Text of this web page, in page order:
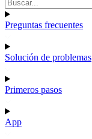
Preguntas frecuentes
Solución de problemas
Primeros pasos
App